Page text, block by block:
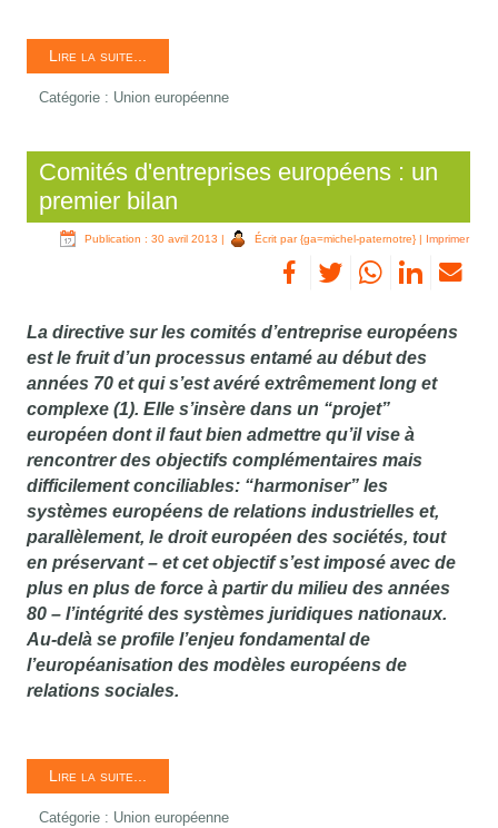
Lire la suite...
Catégorie : Union européenne
Comités d'entreprises européens : un
premier bilan
Publication : 30 avril 2013 | Écrit par {ga=michel-paternotre} | Imprimer
La directive sur les comités d’entreprise européens
est le fruit d’un processus entamé au début des
années 70 et qui s’est avéré extrêmement long et
complexe (1). Elle s’insère dans un “projet”
européen dont il faut bien admettre qu’il vise à
rencontrer des objectifs complémentaires mais
difficilement conciliables: “harmoniser” les
systèmes européens de relations industrielles et,
parallèlement, le droit européen des sociétés, tout
en préservant – et cet objectif s’est imposé avec de
plus en plus de force à partir du milieu des années
80 – l’intégrité des systèmes juridiques nationaux.
Au-delà se profile l’enjeu fondamental de
l’européanisation des modèles européens de
relations sociales.
Lire la suite...
Catégorie : Union européenne